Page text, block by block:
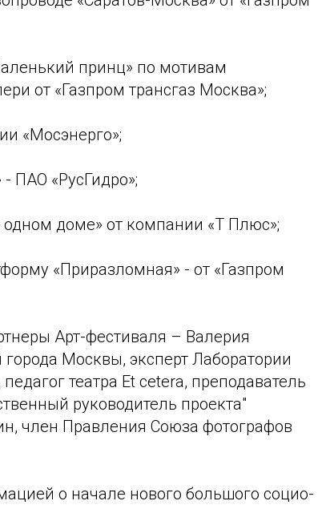
принц» по мотивам
от «Газпром трансгаз Москва»;
«Мосэнерго»;
ПАО «РусГидро»;
доме» от компании «Т Плюс»;
«Приразломная» - от «Газпром
Арт-фестиваля – Валерия
Москвы, эксперт Лаборатории
театра Et cetera, преподаватель
руководитель проекта"
член Правления Союза фотографов
о начале нового большого социо-